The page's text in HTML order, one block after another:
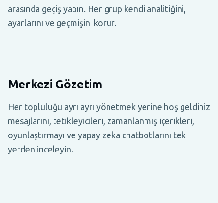
arasında geçiş yapın. Her grup kendi analitiğini,
ayarlarını ve geçmişini korur.
Merkezi Gözetim
Her topluluğu ayrı ayrı yönetmek yerine hoş geldiniz
mesajlarını, tetikleyicileri, zamanlanmış içerikleri,
oyunlaştırmayı ve yapay zeka chatbotlarını tek
yerden inceleyin.